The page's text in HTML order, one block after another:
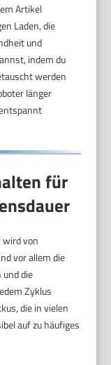
Artikel
Laden, die
und
indem du
werden
länger
für
wird von
vor allem die
und die
Zyklus
die in vielen
auf zu häufiges